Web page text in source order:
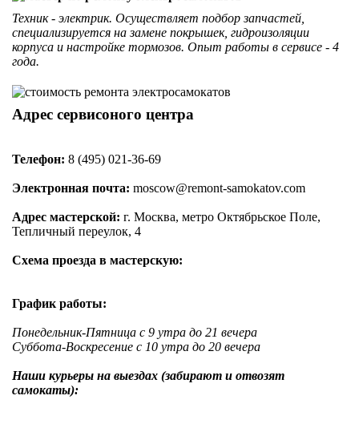
Техник - электрик. Осуществляет подбор запчастей,
специализируется на замене покрышек, гидроизоляции
корпуса и настройке тормозов. Опыт работы в сервисе - 4
года.
Адрес сервисоного центра
Телефон: 8 (495) 021-36-69
Электронная почта: moscow@remont-samokatov.com
Адрес мастерской: г. Москва, метро Октябрьское Поле,
Тепличный переулок, 4
Схема проезда в мастерскую:
График работы:
Понедельник-Пятница с 9 утра до 21 вечера
Суббота-Воскресение с 10 утра до 20 вечера
Наши курьеры на выездах (забирают и отвозят
самокаты):